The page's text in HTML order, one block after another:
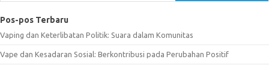
Pos-pos Terbaru
Vaping dan Keterlibatan Politik: Suara dalam Komunitas
Vape dan Kesadaran Sosial: Berkontribusi pada Perubahan Positif